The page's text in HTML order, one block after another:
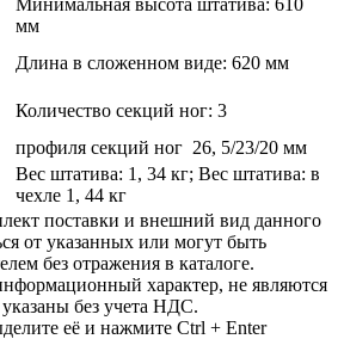
мм
Длина в сложенном виде: 620 мм
Количество секций ног: 3
профиля секций ног 26, 5/­23/­20 мм
Вес штатива: 1, 34 кг; Вес штатива: в
чехле 1, 44 кг
поставки и внешний вид данного
от указанных или могут быть
без отражения в каталоге.
характер, не являются
без учета НДС.
её и нажмите Ctrl + Enter